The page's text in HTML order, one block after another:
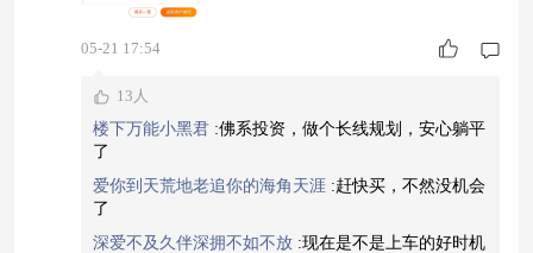
05-21 17:54
13人
楼下万能小黑君 :佛系投资，做个长线规划，安心躺平
了
爱你到天荒地老追你的海角天涯 :赶快买，不然没机会
了
深爱不及久伴深拥不如不放 :现在是不是上车的好时机